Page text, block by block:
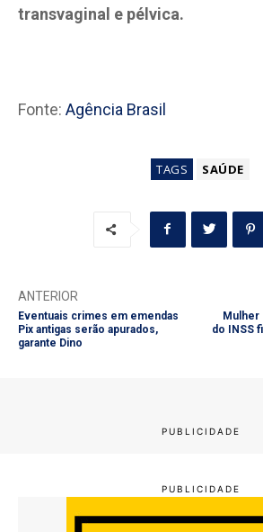
transvaginal e pélvica.
Fonte: Agência Brasil
TAGS SAÚDE
ANTERIOR
Eventuais crimes em emendas
Pix antigas serão apurados,
garante Dino
Mulher
do INSS